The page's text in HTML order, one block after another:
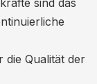
sind das
die Qualität der